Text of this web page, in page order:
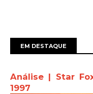
EM DESTAQUE
Análise | Star
1997